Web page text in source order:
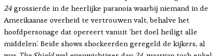
24 grossierde in de heerlijke paranoia waarbij niemand in de
Amerikaanse overheid te vertrouwen valt, behalve het
hoofdpersonage dat opereert vanuit ‘het doel heiligt alle
middelen’. Beide shows shockeerden geregeld de kijkers, al